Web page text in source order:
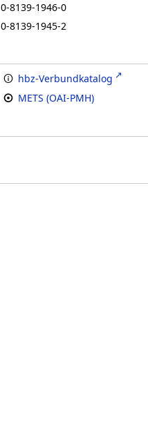
0-8139-1946-0
0-8139-1945-2
hbz-Verbundkatalog
METS (OAI-PMH)